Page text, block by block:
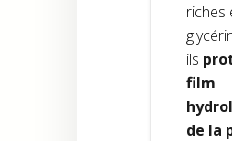
riches
ils
film
de la